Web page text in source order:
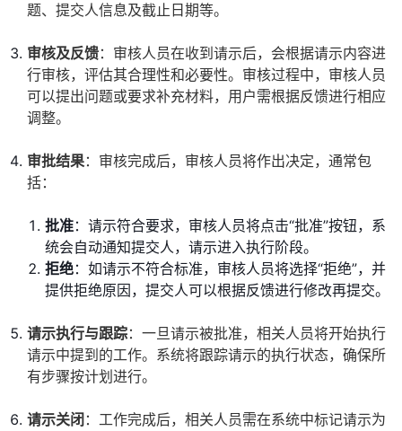
题、提交人信息及截止日期等。
审核及反馈：审核人员在收到请示后，会根据请示内容进
行审核，评估其合理性和必要性。审核过程中，审核人员
可以提出问题或要求补充材料，用户需根据反馈进行相应
调整。
审批结果：审核完成后，审核人员将作出决定，通常包
括：
批准：请示符合要求，审核人员将点击“批准”按钮，系
统会自动通知提交人，请示进入执行阶段。
拒绝：如请示不符合标准，审核人员将选择“拒绝”，并
提供拒绝原因，提交人可以根据反馈进行修改再提交。
请示执行与跟踪：一旦请示被批准，相关人员将开始执行
请示中提到的工作。系统将跟踪请示的执行状态，确保所
有步骤按计划进行。
请示关闭 ：工作完成后，相关人员需在系统中标记请示为